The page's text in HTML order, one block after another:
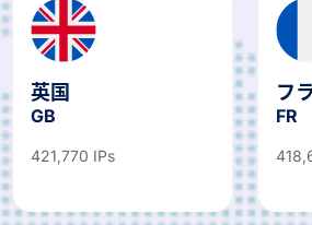
英国
GB
421,770 IPs
フ
FR